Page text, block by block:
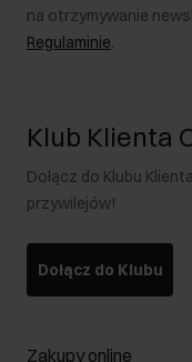
na otrzymywanie
Regulaminie.
Klub Klienta
Dołącz do Klubu
przywilejów!
Dołącz do Klubu
Zakupy online